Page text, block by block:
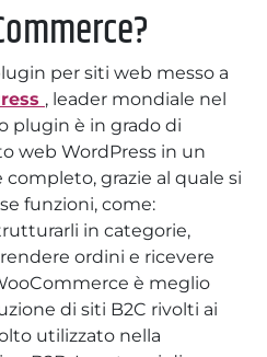
per siti web messo a
, leader mondiale nel
plugin è in grado di
web WordPress in un
grazie al quale si
funzioni, come:
in categorie,
ordini e ricevere
è meglio
di siti B2C rivolti ai
utilizzato nella